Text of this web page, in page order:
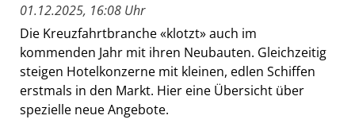
01.12.2025, 16:08 Uhr
Die Kreuzfahrtbranche «klotzt» auch im
kommenden Jahr mit ihren Neubauten. Gleichzeitig
steigen Hotelkonzerne mit kleinen, edlen Schiffen
erstmals in den Markt. Hier eine Übersicht über
spezielle neue Angebote.